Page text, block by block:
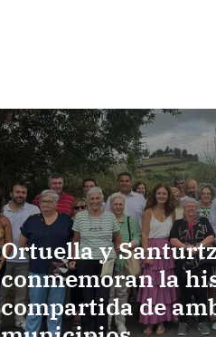
Ortuella y
conmemoran la
compartida de